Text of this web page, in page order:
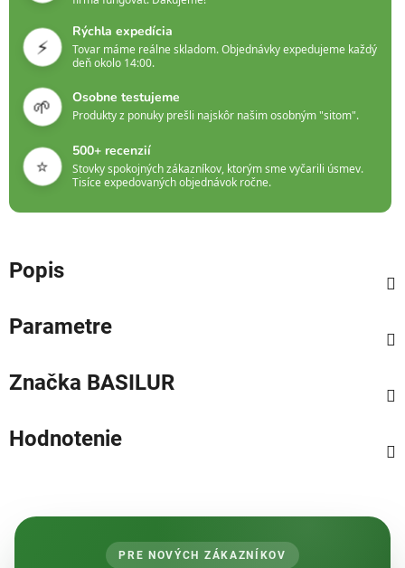
⚡
Rýchla expedícia
Tovar máme reálne skladom. Objednávky expedujeme každý
deň okolo 14:00.
🌱 Osobne testujeme
Produkty z ponuky prešli najskôr našim osobným "sitom".
⭐
500+ recenzií
Stovky spokojných zákazníkov, ktorým sme vyčarili úsmev.
Tisíce expedovaných objednávok ročne.
Popis
Parametre
Značka BASILUR
Hodnotenie
PRE NOVÝCH ZÁKAZNÍKOV